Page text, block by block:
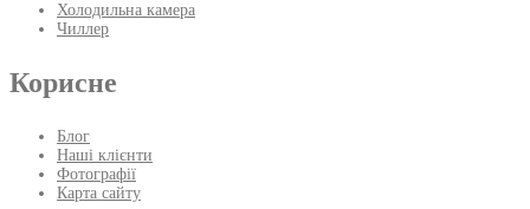
Холодильна камера
Чиллер
Корисне
Блог
Наші клієнти
Фотографії
Карта сайту